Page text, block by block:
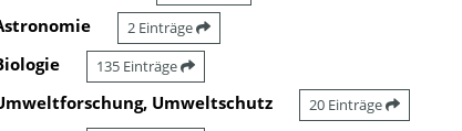
2 Einträge
135 Einträge
Umweltschutz 20 Einträge